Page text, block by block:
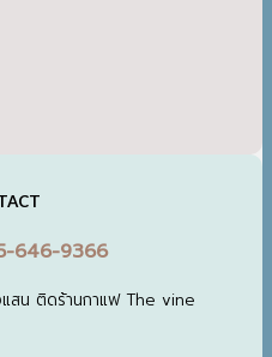
646-9366
สน ติดร้านกาแฟ The vine